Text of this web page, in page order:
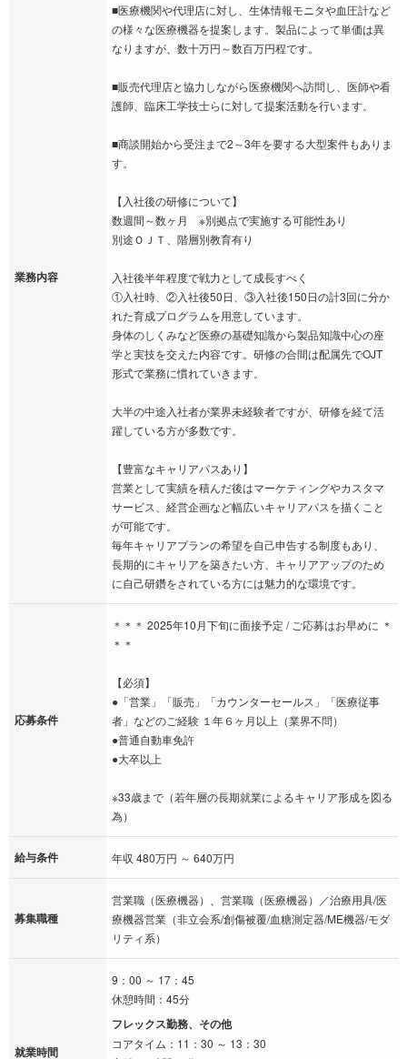
業務内容
■医療機関や代理店に対し、生体情報モニタや血圧計など
の様々な医療機器を提案します。製品によって単価は異
なりますが、数十万円～数百万円程です。
■販売代理店と協力しながら医療機関へ訪問し、医師や看
護師、臨床工学技士らに対して提案活動を行います。
■商談開始から受注まで2～3年を要する大型案件もありま
す。
【入社後の研修について】
数週間～数ヶ月 ※別拠点で実施する可能性あり
別途ＯＪＴ、階層別教育有り
入社後半年程度で戦力として成長すべく
①入社時、②入社後50日、③入社後150日の計3回に分か
れた育成プログラムを用意しています。
身体のしくみなど医療の基礎知識から製品知識中心の座
学と実技を交えた内容です。研修の合間は配属先でOJT
形式で業務に慣れていきます。
大半の中途入社者が業界未経験者ですが、研修を経て活
躍している方が多数です。
【豊富なキャリアパスあり】
営業として実績を積んだ後はマーケティングやカスタマ
サービス、経営企画など幅広いキャリアパスを描くこと
が可能です。
毎年キャリアプランの希望を自己申告する制度もあり、
長期的にキャリアを築きたい方、キャリアアップのため
に自己研鑽をされている方には魅力的な環境です。
応募条件
＊＊＊ 2025年10月下旬に面接予定 / ご応募はお早めに ＊
＊＊
【必須】
●「営業」「販売」「カウンターセールス」「医療従事
者」などのご経験 １年６ヶ月以上（業界不問）
●普通自動車免許
●大卒以上
※33歳まで（若年層の長期就業によるキャリア形成を図る
為）
給与条件 年収 480万円 ～ 640万円
募集職種
営業職（医療機器）、営業職（医療機器）／治療用具/医
療機器営業（非立会系/創傷被覆/血糖測定器/ME機器/モダ
リティ系）
就業時間
9：00 ～ 17：45
休憩時間：45分
フレックス勤務、その他
コアタイム：11：30 ～ 13：30